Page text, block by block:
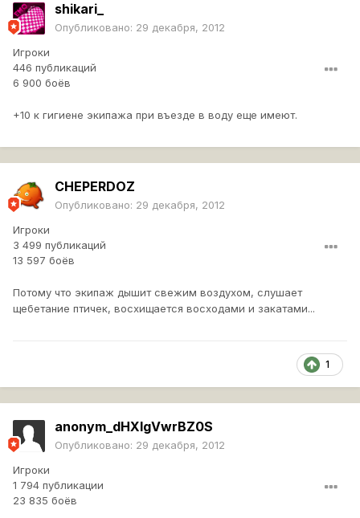
shikari_
Опубликовано: 29 декабря, 2012
Игроки
446 публикаций
6 900 боёв
+10 к гигиене экипажа при въезде в воду еще имеют.
CHEPERDOZ
Опубликовано: 29 декабря, 2012
Игроки
3 499 публикаций
13 597 боёв
Потому что экипаж дышит свежим воздухом, слушает
щебетание птичек, восхищается восходами и закатами...
1
anonym_dHXIgVwrBZ0S
Опубликовано: 29 декабря, 2012
Игроки
1 794 публикации
23 835 боёв